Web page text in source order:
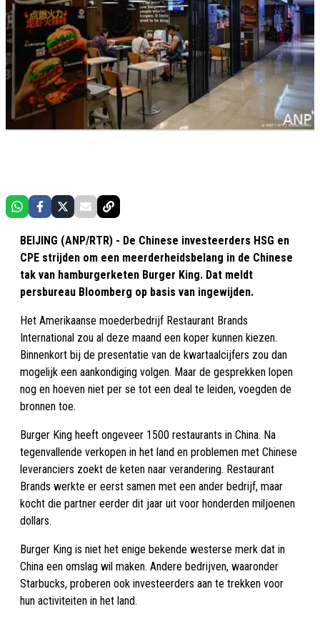
BEIJING (ANP/RTR) - De Chinese investeerders HSG en
CPE strijden om een meerderheidsbelang in de Chinese
tak van hamburgerketen Burger King. Dat meldt
persbureau Bloomberg op basis van ingewijden.
Het Amerikaanse moederbedrijf Restaurant Brands
International zou al deze maand een koper kunnen kiezen.
Binnenkort bij de presentatie van de kwartaalcijfers zou dan
mogelijk een aankondiging volgen. Maar de gesprekken lopen
nog en hoeven niet per se tot een deal te leiden, voegden de
bronnen toe.
Burger King heeft ongeveer 1500 restaurants in China. Na
tegenvallende verkopen in het land en problemen met Chinese
leveranciers zoekt de keten naar verandering. Restaurant
Brands werkte er eerst samen met een ander bedrijf, maar
kocht die partner eerder dit jaar uit voor honderden miljoenen
dollars.
Burger King is niet het enige bekende westerse merk dat in
China een omslag wil maken. Andere bedrijven, waaronder
Starbucks, proberen ook investeerders aan te trekken voor
hun activiteiten in het land.